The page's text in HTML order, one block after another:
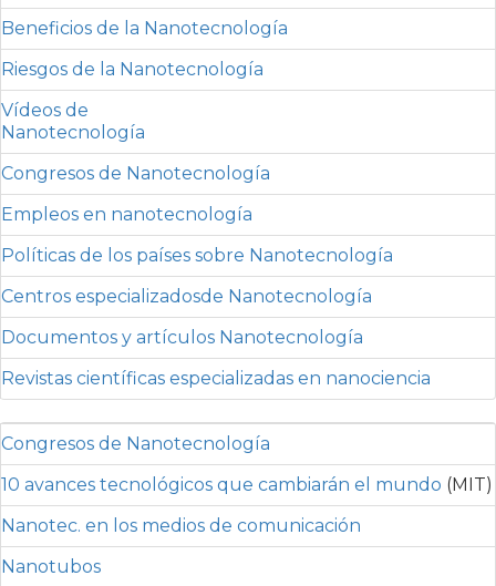
Beneficios de la Nanotecnología
Riesgos de la Nanotecnología
Vídeos de
Nanotecnología
Congresos de Nanotecnología
Empleos en nanotecnología
Políticas de los países sobre Nanotecnología
Centros especializadosde Nanotecnología
Documentos y artículos Nanotecnología
Revistas científicas especializadas en nanociencia
Congresos de Nanotecnología
10 avances tecnológicos que cambiarán el mundo (MIT)
Nanotec. en los medios de comunicación
Nanotubos